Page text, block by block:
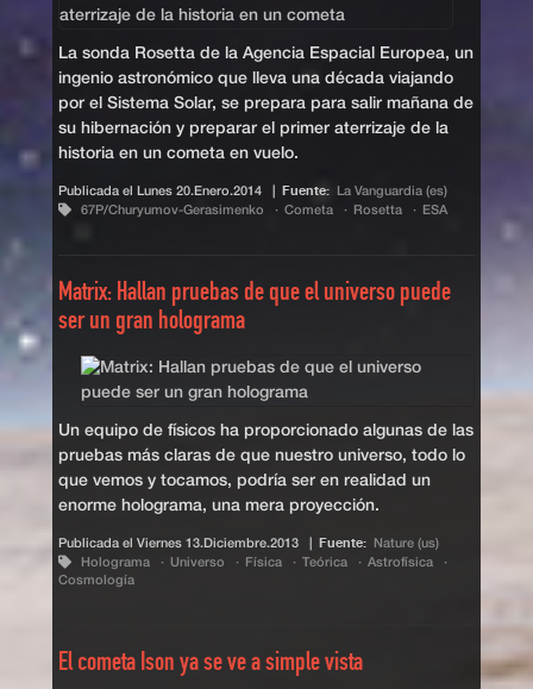
La sonda Rosetta de la Agencia Espacial Europea, un
ingenio astronómico que lleva una década viajando
por el Sistema Solar, se prepara para salir mañana de
su hibernación y preparar el primer aterrizaje de la
historia en un cometa en vuelo.
Publicada el Lunes 20.Enero.2014 Fuente:
La Vanguardia (es)
67P/Churyumov-Gerasimenko
Cometa Rosetta ESA
Matrix: Hallan pruebas de que el universo puede
ser un gran holograma
Un equipo de físicos ha proporcionado algunas de las
pruebas más claras de que nuestro universo, todo lo
que vemos y tocamos, podría ser en realidad un
enorme holograma, una mera proyección.
Publicada el Viernes 13.Diciembre.2013 Fuente:
Nature (us)
Holograma
Universo Física Teórica
Astrofísica
Cosmología
El cometa Ison ya se ve a simple vista